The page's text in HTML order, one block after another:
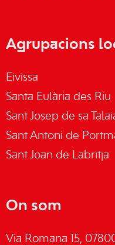
Agrupacions
Eivissa
Santa Eulària des Riu
Sant Josep de sa
Sant Antoni de
Sant Joan de Labritja
On som
Via Romana 15,